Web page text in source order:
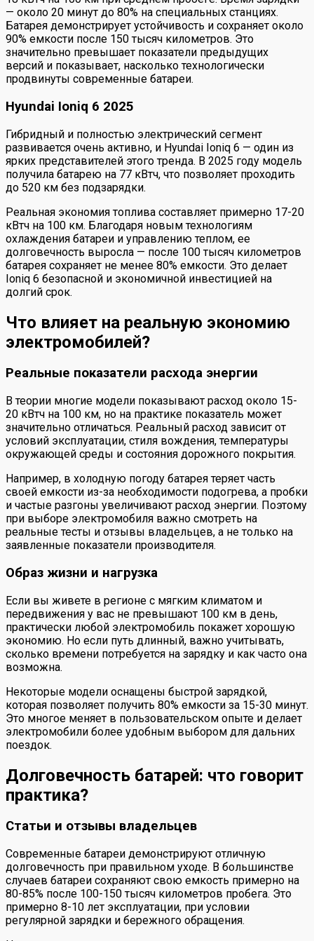
— около 20 минут до 80% на специальных станциях.
Батарея демонстрирует устойчивость и сохраняет около
90% емкости после 150 тысяч километров. Это
значительно превышает показатели предыдущих
версий и показывает, насколько технологически
продвинуты современные батареи.
Hyundai Ioniq 6 2025
Гибридный и полностью электрический сегмент
развивается очень активно, и Hyundai Ioniq 6 — один из
ярких представителей этого тренда. В 2025 году модель
получила батарею на 77 кВтч, что позволяет проходить
до 520 км без подзарядки.
Реальная экономия топлива составляет примерно 17-20
кВтч на 100 км. Благодаря новым технологиям
охлаждения батареи и управлению теплом, ее
долговечность выросла — после 100 тысяч километров
батарея сохраняет не менее 80% емкости. Это делает
Ioniq 6 безопасной и экономичной инвестицией на
долгий срок.
Что влияет на реальную экономию
электромобилей?
Реальные показатели расхода энергии
В теории многие модели показывают расход около 15-
20 кВтч на 100 км, но на практике показатель может
значительно отличаться. Реальный расход зависит от
условий эксплуатации, стиля вождения, температуры
окружающей среды и состояния дорожного покрытия.
Например, в холодную погоду батарея теряет часть
своей емкости из-за необходимости подогрева, а пробки
и частые разгоны увеличивают расход энергии. Поэтому
при выборе электромобиля важно смотреть на
реальные тесты и отзывы владельцев, а не только на
заявленные показатели производителя.
Образ жизни и нагрузка
Если вы живете в регионе с мягким климатом и
передвижения у вас не превышают 100 км в день,
практически любой электромобиль покажет хорошую
экономию. Но если путь длинный, важно учитывать,
сколько времени потребуется на зарядку и как часто она
возможна.
Некоторые модели оснащены быстрой зарядкой,
которая позволяет получить 80% емкости за 15-30 минут.
Это многое меняет в пользовательском опыте и делает
электромобили более удобным выбором для дальних
поездок.
Долговечность батарей: что говорит
практика?
Статьи и отзывы владельцев
Современные батареи демонстрируют отличную
долговечность при правильном уходе. В большинстве
случаев батареи сохраняют свою емкость примерно на
80-85% после 100-150 тысяч километров пробега. Это
примерно 8-10 лет эксплуатации, при условии
регулярной зарядки и бережного обращения.